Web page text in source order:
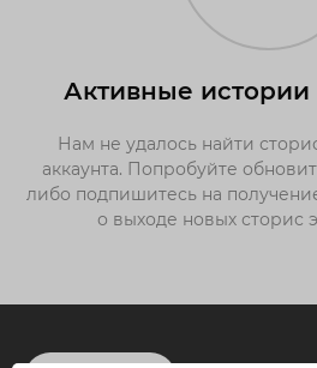
Активные
Нам не удалось найти
аккаунта. Попробуйте
либо подпишитесь на
о выходе новых сторис